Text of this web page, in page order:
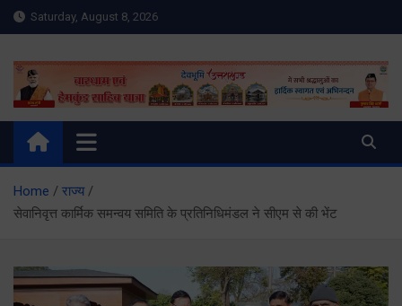
Skip
to
Saturday, August 8, 2026
Meru Raibar | Uttarakhand
News | Uttarkashi News
meruraibar.com
Home
राज्य
सेवानिवृत्त कार्मिक समन्वय समिति के प्रतिनिधिमंडल ने सीएम से की भेंट